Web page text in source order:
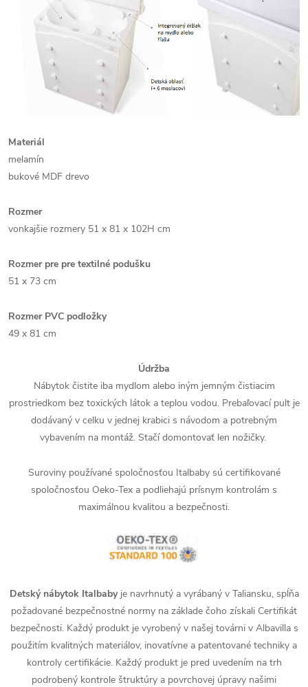
Materiál
melamín
bukové MDF drevo
Rozmer
vonkajšie rozmery 51 x 81 x 102H cm
Rozmer pre pre textilné podušku
51 x 73 cm
Rozmer PVC podložky
49 x 81 cm
Údržba
Nábytok čistite iba mydlom alebo iným jemným čistiacim
prostriedkom bez toxických látok a teplou vodou. Prebaľovací pult je
dodávaný v celku v jednej krabici s návodom a potrebným
vybavením na montáž. Stačí domontovať len nožičky.
Suroviny používané spoločnosťou Italbaby sú certifikované
spoločnosťou Oeko-Tex a podliehajú prísnym kontrolám s
maximálnou kvalitou a bezpečnosti.
Detský nábytok Italbabyje navrhnutý a vyrábaný v Taliansku, spĺňa
požadované bezpečnostné normy na základe čoho získali Certifikát
bezpečnosti. Každý produkt je vyrobený v našej továrni v Albavilla s
použitím kvalitných materiálov, inovatívne a patentované techniky a
kontroly certifikácie. Každý produkt je pred uvedením na trh
podrobený kontrole štruktúry a povrchovej úpravy našimi